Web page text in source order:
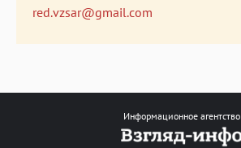
red.vzsar@gmail.com
Информационное агентство